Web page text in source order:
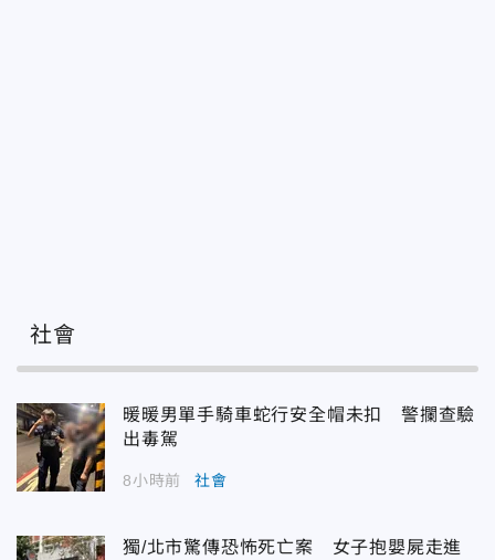
社會
暖暖男單手騎車蛇行安全帽未扣 警攔查驗
出毒駕
8小時前 社會
獨/北市驚傳恐怖死亡案 女子抱嬰屍走進